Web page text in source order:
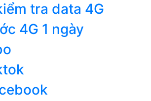
tra data 4G
4G 1 ngày